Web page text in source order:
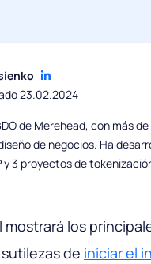
23.02.2024
de Merehead, con más
de negocios. Ha
y 3 proyectos de
mostrará los
de iniciar el